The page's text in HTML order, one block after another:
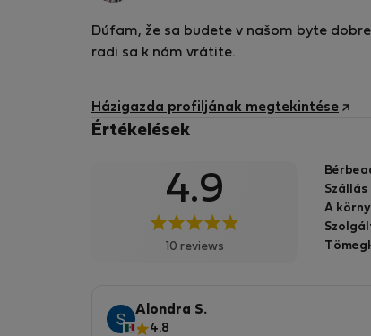
Dúfam, že sa budete v našom byte
radi sa k nám vrátite.
Házigazda profiljának megtekintése
Értékelések
4.9
10 reviews
Szállás
A
Alondra S.
4.8